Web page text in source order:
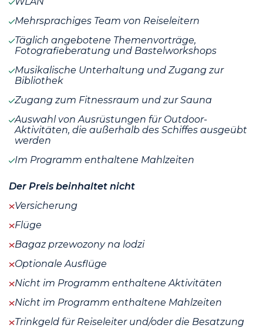
Mehrsprachiges Team von Reiseleitern
Täglich angebotene Themenvorträge,
Fotografieberatung und Bastelworkshops
Musikalische Unterhaltung und Zugang zur
Bibliothek
Zugang zum Fitnessraum und zur Sauna
Auswahl von Ausrüstungen für Outdoor-
Aktivitäten, die außerhalb des Schiffes ausgeübt
werden
Im Programm enthaltene Mahlzeiten
Der Preis beinhaltet nicht
Versicherung
Flüge
Bagaz przewozony na lodzi
Optionale Ausflüge
Nicht im Programm enthaltene Aktivitäten
Nicht im Programm enthaltene Mahlzeiten
Trinkgeld für Reiseleiter und/oder die Besatzung